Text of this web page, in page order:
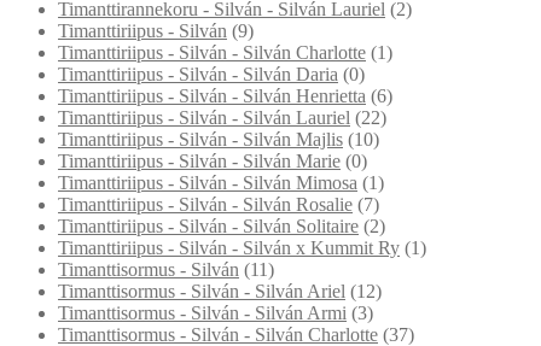
Timanttirannekoru - Silván - Silván Lauriel (2)
Timanttiriipus - Silván (9)
Timanttiriipus - Silván - Silván Charlotte (1)
Timanttiriipus - Silván - Silván Daria (0)
Timanttiriipus - Silván - Silván Henrietta (6)
Timanttiriipus - Silván - Silván Lauriel (22)
Timanttiriipus - Silván - Silván Majlis (10)
Timanttiriipus - Silván - Silván Marie (0)
Timanttiriipus - Silván - Silván Mimosa (1)
Timanttiriipus - Silván - Silván Rosalie (7)
Timanttiriipus - Silván - Silván Solitaire (2)
Timanttiriipus - Silván - Silván x Kummit Ry (1)
Timanttisormus - Silván (11)
Timanttisormus - Silván - Silván Ariel (12)
Timanttisormus - Silván - Silván Armi (3)
Timanttisormus - Silván - Silván Charlotte (37)